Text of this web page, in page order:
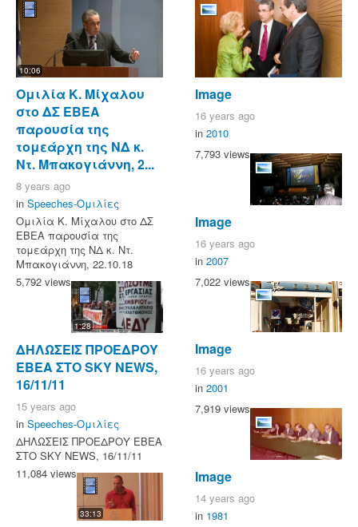
10:06
Ομιλία Κ. Μίχαλου
στο ΔΣ ΕΒΕΑ
παρουσία της
τομεάρχη της ΝΔ κ.
Ντ. Μπακογιάννη, 2...
8 years ago
in Speeches-Ομιλίες
Ομιλία Κ. Μίχαλου στο ΔΣ
ΕΒΕΑ παρουσία της
τομεάρχη της ΝΔ κ. Ντ.
Μπακογιάννη, 22.10.18
5,792 views
1:28
ΔΗΛΩΣΕΙΣ ΠΡΟΕΔΡΟΥ
ΕΒΕΑ ΣΤΟ SKY NEWS,
16/11/11
15 years ago
in Speeches-Ομιλίες
ΔΗΛΩΣΕΙΣ ΠΡΟΕΔΡΟΥ ΕΒΕΑ
ΣΤΟ SKY NEWS, 16/11/11
11,084 views
33:13
Image
16 years ago
in 2010
7,793 views
Image
16 years ago
in 2007
7,022 views
Image
16 years ago
in 2001
7,919 views
Image
14 years ago
in 1981